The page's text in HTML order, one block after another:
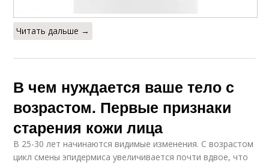
Читать дальше →
В чем нуждается ваше тело с
возрастом. Первые признаки
старения кожи лица
В 25-30 лет начинаются видимые изменения. С возрастом
цикл смены эпидермиса увеличивается почти вдвое, что